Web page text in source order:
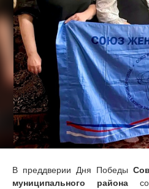
В преддверии Дня Победы
муниципального района